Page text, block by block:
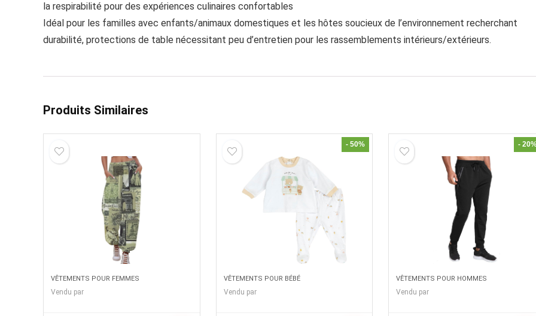
la respirabilité pour des expériences culinaires confortables
Idéal pour les familles avec enfants/animaux domestiques et les hôtes soucieux de l’environnement recherchant
durabilité, protections de table nécessitant peu d’entretien pour les rassemblements intérieurs/extérieurs.
Produits Similaires
VÊTEMENTS POUR FEMMES
Vendu par
- 50%
VÊTEMENTS POUR BÉBÉ
Vendu par
-
VÊTEMENTS POUR HOMMES
Vendu par